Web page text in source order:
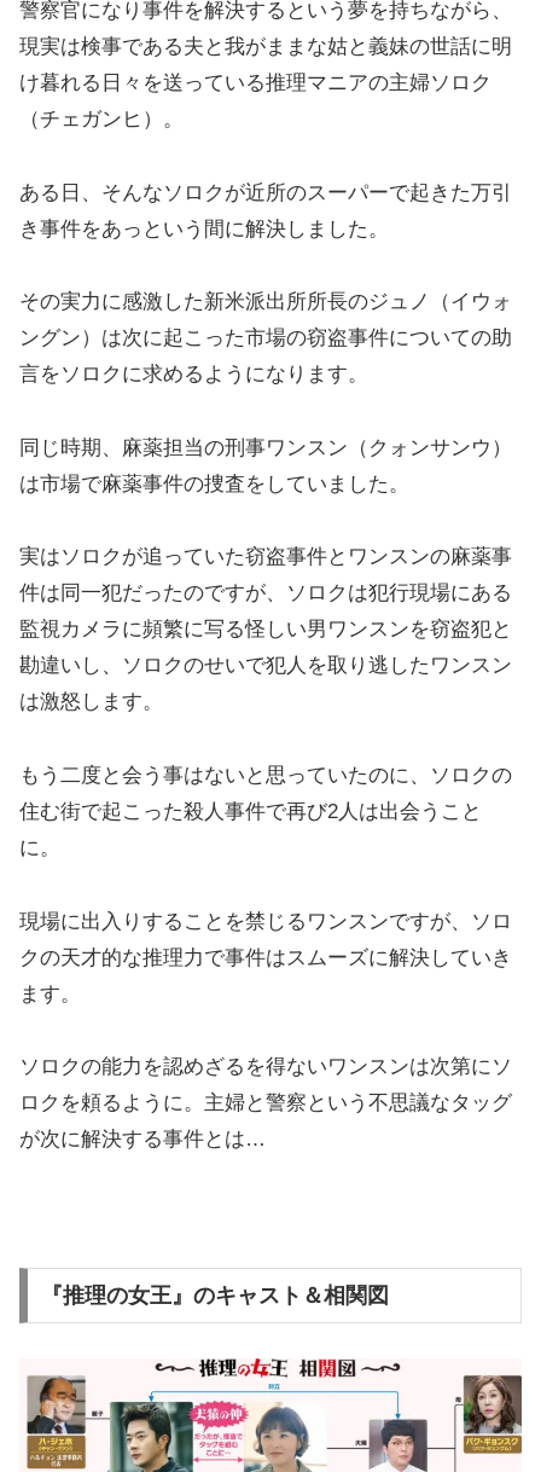
警察官になり事件を解決するという夢を持ちながら、
現実は検事である夫と我がままな姑と義妹の世話に明
け暮れる日々を送っている推理マニアの主婦ソロク
（チェガンヒ）。
ある日、そんなソロクが近所のスーパーで起きた万引
き事件をあっという間に解決しました。
その実力に感激した新米派出所所長のジュノ（イウォ
ングン）は次に起こった市場の窃盗事件についての助
言をソロクに求めるようになります。
同じ時期、麻薬担当の刑事ワンスン（クォンサンウ）
は市場で麻薬事件の捜査をしていました。
実はソロクが追っていた窃盗事件とワンスンの麻薬事
件は同一犯だったのですが、ソロクは犯行現場にある
監視カメラに頻繁に写る怪しい男ワンスンを窃盗犯と
勘違いし、ソロクのせいで犯人を取り逃したワンスン
は激怒します。
もう二度と会う事はないと思っていたのに、ソロクの
住む街で起こった殺人事件で再び2人は出会うこと
に。
現場に出入りすることを禁じるワンスンですが、ソロ
クの天才的な推理力で事件はスムーズに解決していき
ます。
ソロクの能力を認めざるを得ないワンスンは次第にソ
ロクを頼るように。主婦と警察という不思議なタッグ
が次に解決する事件とは…
『推理の女王』のキャスト＆相関図